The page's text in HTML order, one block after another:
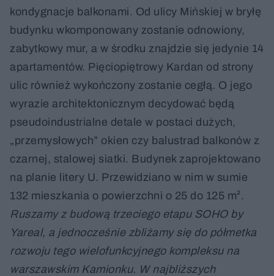
kondygnacje balkonami. Od ulicy Mińskiej w bryłę
budynku wkomponowany zostanie odnowiony,
zabytkowy mur, a w środku znajdzie się jedynie 14
apartamentów. Pięciopiętrowy Kardan od strony
ulic również wykończony zostanie cegłą. O jego
wyrazie architektonicznym decydować będą
pseudoindustrialne detale w postaci dużych,
„przemysłowych” okien czy balustrad balkonów z
czarnej, stalowej siatki. Budynek zaprojektowano
na planie litery U. Przewidziano w nim w sumie
132 mieszkania o powierzchni o 25 do 125 m².
Ruszamy z budową trzeciego etapu SOHO by
Yareal, a jednocześnie zbliżamy się do półmetka
rozwoju tego wielofunkcyjnego kompleksu na
warszawskim Kamionku. W najbliższych